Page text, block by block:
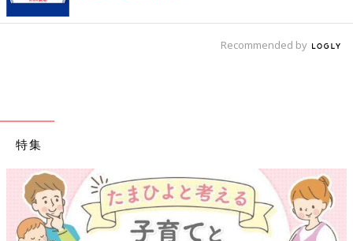
Recommended by
特集